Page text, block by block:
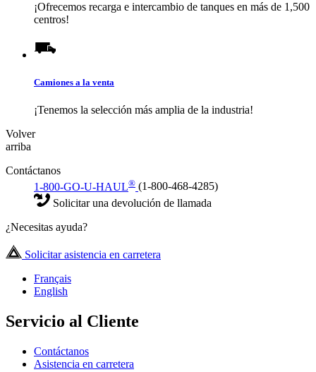
¡Ofrecemos recarga e intercambio de tanques en más de 1,500
centros!
Camiones a la venta
¡Tenemos la selección más amplia de la industria!
Volver
arriba
Contáctanos
1-800-GO-U-HAUL® (1-800-468-4285)
Solicitar una devolución de llamada
¿Necesitas ayuda?
Solicitar asistencia en carretera
Français
English
Servicio al Cliente
Contáctanos
Asistencia en carretera